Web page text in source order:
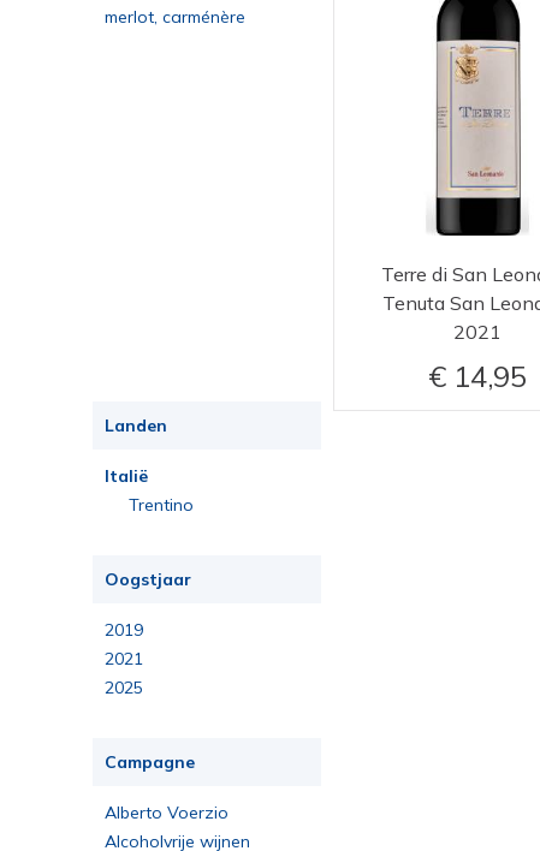
carménère, merlot
merlot, carménère
Landen
Italië
Trentino
Oogstjaar
2019
2021
2025
Campagne
Alberto Voerzio
Alcoholvrije wijnen
Terre di San
Tenuta San
2021
14,95